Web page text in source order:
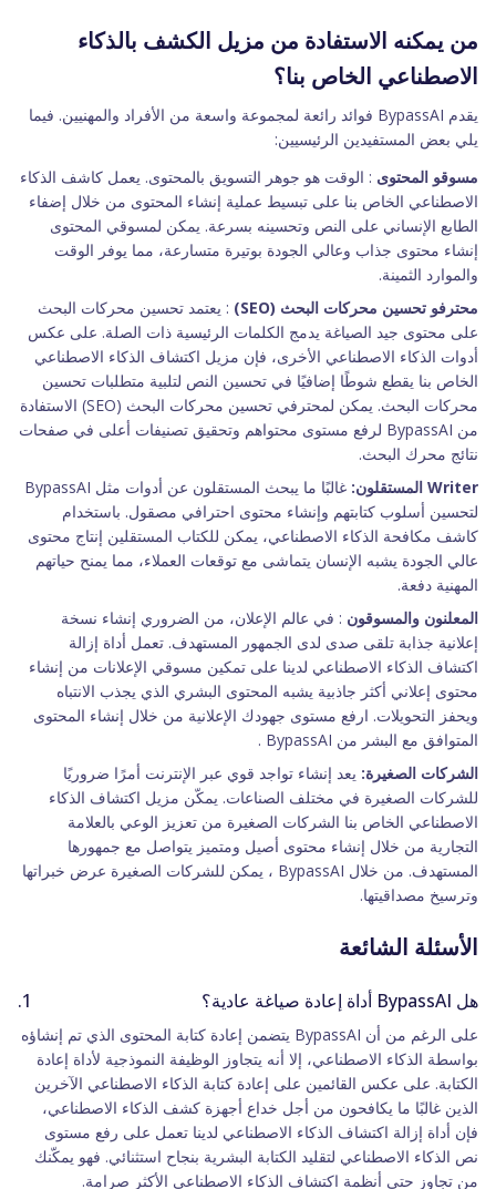
من يمكنه الاستفادة من مزيل الكشف بالذكاء
الاصطناعي الخاص بنا؟
يقدم BypassAI فوائد رائعة لمجموعة واسعة من الأفراد والمهنيين. فيما
يلي بعض المستفيدين الرئيسيين:
مسوقو المحتوى : الوقت هو جوهر التسويق بالمحتوى. يعمل كاشف الذكاء
الاصطناعي الخاص بنا على تبسيط عملية إنشاء المحتوى من خلال إضفاء
الطابع الإنساني على النص وتحسينه بسرعة. يمكن لمسوقي المحتوى
إنشاء محتوى جذاب وعالي الجودة بوتيرة متسارعة، مما يوفر الوقت
والموارد الثمينة.
محترفو تحسين محركات البحث (SEO)
: يعتمد تحسين محركات البحث
على محتوى جيد الصياغة يدمج الكلمات الرئيسية ذات الصلة. على عكس
أدوات الذكاء الاصطناعي الأخرى، فإن مزيل اكتشاف الذكاء الاصطناعي
الخاص بنا يقطع شوطًا إضافيًا في تحسين النص لتلبية متطلبات تحسين
محركات البحث. يمكن لمحترفي تحسين محركات البحث (SEO) الاستفادة
من BypassAI لرفع مستوى محتواهم وتحقيق تصنيفات أعلى في صفحات
نتائج محرك البحث.
Writer المستقلون:
غالبًا ما يبحث المستقلون عن أدوات مثل BypassAI
لتحسين أسلوب كتابتهم وإنشاء محتوى احترافي مصقول. باستخدام
كاشف مكافحة الذكاء الاصطناعي، يمكن للكتاب المستقلين إنتاج محتوى
عالي الجودة يشبه الإنسان يتماشى مع توقعات العملاء، مما يمنح حياتهم
المهنية دفعة.
المعلنون والمسوقون : في عالم الإعلان، من الضروري إنشاء نسخة
إعلانية جذابة تلقى صدى لدى الجمهور المستهدف. تعمل أداة إزالة
اكتشاف الذكاء الاصطناعي لدينا على تمكين مسوقي الإعلانات من إنشاء
محتوى إعلاني أكثر جاذبية يشبه المحتوى البشري الذي يجذب الانتباه
ويحفز التحويلات. ارفع مستوى جهودك الإعلانية من خلال إنشاء المحتوى
المتوافق مع البشر من BypassAI .
الشركات الصغيرة: يعد إنشاء تواجد قوي عبر الإنترنت أمرًا ضروريًا
للشركات الصغيرة في مختلف الصناعات. يمكّن مزيل اكتشاف الذكاء
الاصطناعي الخاص بنا الشركات الصغيرة من تعزيز الوعي بالعلامة
التجارية من خلال إنشاء محتوى أصيل ومتميز يتواصل مع جمهورها
المستهدف. من خلال BypassAI ، يمكن للشركات الصغيرة عرض خبراتها
وترسيخ مصداقيتها.
الأسئلة الشائعة
هل BypassAI أداة إعادة صياغة عادية؟
على الرغم من أن BypassAI يتضمن إعادة كتابة المحتوى الذي تم إنشاؤه
بواسطة الذكاء الاصطناعي، إلا أنه يتجاوز الوظيفة النموذجية لأداة إعادة
الكتابة. على عكس القائمين على إعادة كتابة الذكاء الاصطناعي الآخرين
الذين غالبًا ما يكافحون من أجل خداع أجهزة كشف الذكاء الاصطناعي،
فإن أداة إزالة اكتشاف الذكاء الاصطناعي لدينا تعمل على رفع مستوى
نص الذكاء الاصطناعي لتقليد الكتابة البشرية بنجاح استثنائي. فهو يمكّنك
من تجاوز حتى أنظمة اكتشاف الذكاء الاصطناعي الأكثر صرامة.